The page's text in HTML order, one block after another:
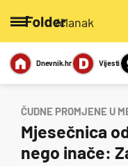
/članak
Sexy
Dnevnik.hr Vijesti
ČUDNE PROMJENE U
Mjesečnica
nego inače: